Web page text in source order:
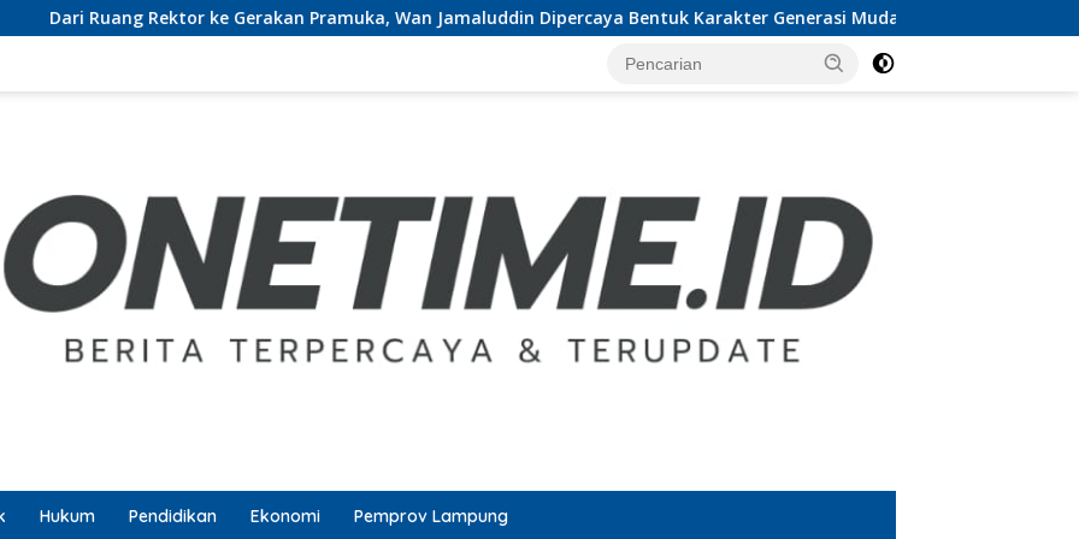
Ruang Rektor ke Gerakan Pramuka, Wan Jamaluddin Dipercaya Bentuk Karakter Generasi Muda
Hukum Pendidikan Ekonomi Pemprov Lampung